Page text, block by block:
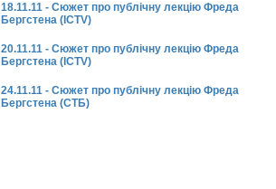
18.11.11 - Сюжет про публічну лекцію Фреда
Бергстена (ICTV)
20.11.11 - Сюжет про публічну лекцію Фреда
Бергстена (ICTV)
24.11.11 - Сюжет про публічну лекцію Фреда
Бергстена (СТБ)